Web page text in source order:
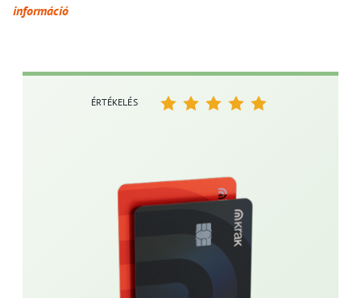
információ
ÉRTÉKELÉS